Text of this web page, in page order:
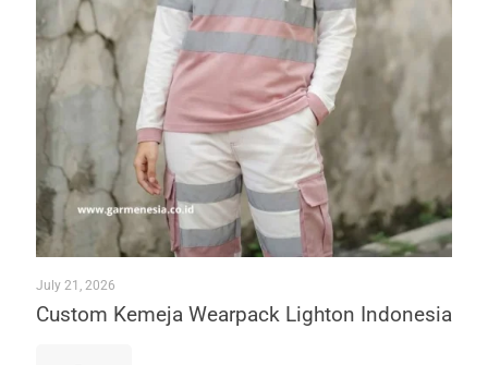
July 21, 2026
Custom Kemeja Wearpack Lighton Indonesia